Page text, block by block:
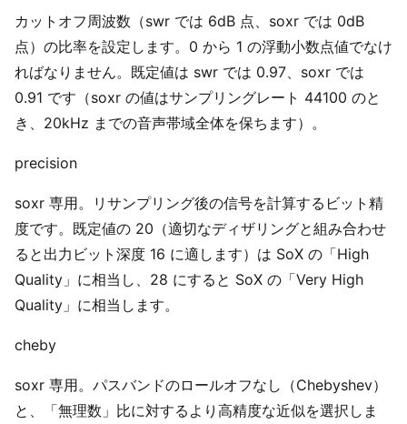
カットオフ周波数（swr では 6dB 点、soxr では 0dB
点）の比率を設定します。0 から 1 の浮動小数点値でなけ
ればなりません。既定値は swr では 0.97、soxr では
0.91 です（soxr の値はサンプリングレート 44100 のと
き、20kHz までの音声帯域全体を保ちます）。
precision
soxr 専用。リサンプリング後の信号を計算するビット精
度です。既定値の 20（適切なディザリングと組み合わせ
ると出力ビット深度 16 に適します）は SoX の「High
Quality」に相当し、28 にすると SoX の「Very High
Quality」に相当します。
cheby
soxr 専用。パスバンドのロールオフなし（Chebyshev）
と、「無理数」比に対するより高精度な近似を選択しま